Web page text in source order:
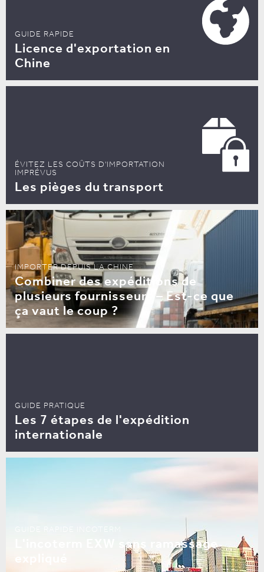
GUIDE RAPIDE
Licence d'exportation en
Chine
ÉVITEZ LES COÛTS D'IMPORTATION
IMPRÉVUS
Les pièges du transport
IMPORTER DEPUIS LA CHINE
Combiner des expéditions de
plusieurs fournisseurs – Est-ce que
ça vaut le coup ?
GUIDE PRATIQUE
Les 7 étapes de l'expédition
internationale
GUIDE RAPIDE INCOTERM
L'incoterm EXW sans ramassage
expliqué